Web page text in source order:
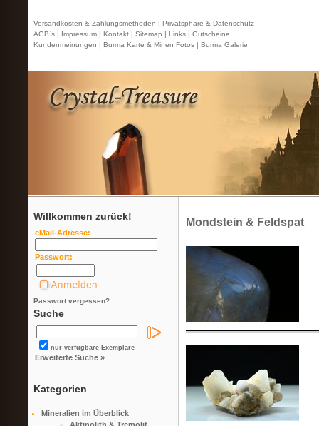
Versandkosten & Zahlungsmethoden | Privatsphäre & Datenschutz
AGB`s | Impressum | Kontakt | Sitemap | Links | Gutscheine
Kundenmeinungen | Burma Karte & Minen Fotos | Burma Galerie
Willkommen zurück!
eMail-Adresse:
Passwort:
Passwort vergessen?
Suche
nur verfügbare Exemplare
Erweiterte Suche »
Kategorien
Mineralien im Überblick
Mondstein & Feldspat